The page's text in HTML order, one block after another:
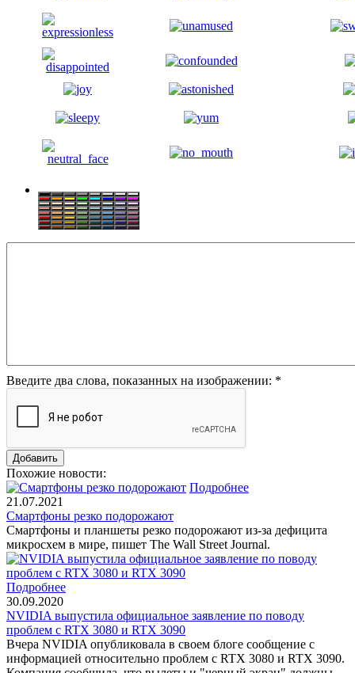
Введите два слова, показанных на изображении: *
Похожие новости:
Подробнее
21.07.2021
Смартфоны резко подорожают
Cмартфоны и планшеты резко подорожают из-за дефицита
микросхем в мире, пишет The Wall Street Journal.
Подробнее
30.09.2020
NVIDIA выпустила официальное заявление по поводу
проблем с RTX 3080 и RTX 3090
Вчера NVIDIA опубликовала в своем блоге сообщение с
информацией относительно проблем с RTX 3080 и RTX 3090.